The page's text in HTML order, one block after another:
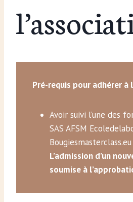
Pré-requis pour adhérer à
Avoir suivi l’une des
SAS AFSM
Bougiesmasterclass.eu
L’admission d’un
soumise à